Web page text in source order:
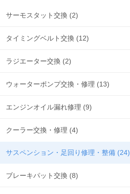
サーモスタット交換 (2)
タイミングベルト交換 (12)
ラジエーター交換 (2)
ウォーターポンプ交換・修理 (13)
エンジンオイル漏れ修理 (9)
クーラー交換・修理 (4)
サスペンション・足回り修理・整備 (24)
ブレーキパット交換 (8)